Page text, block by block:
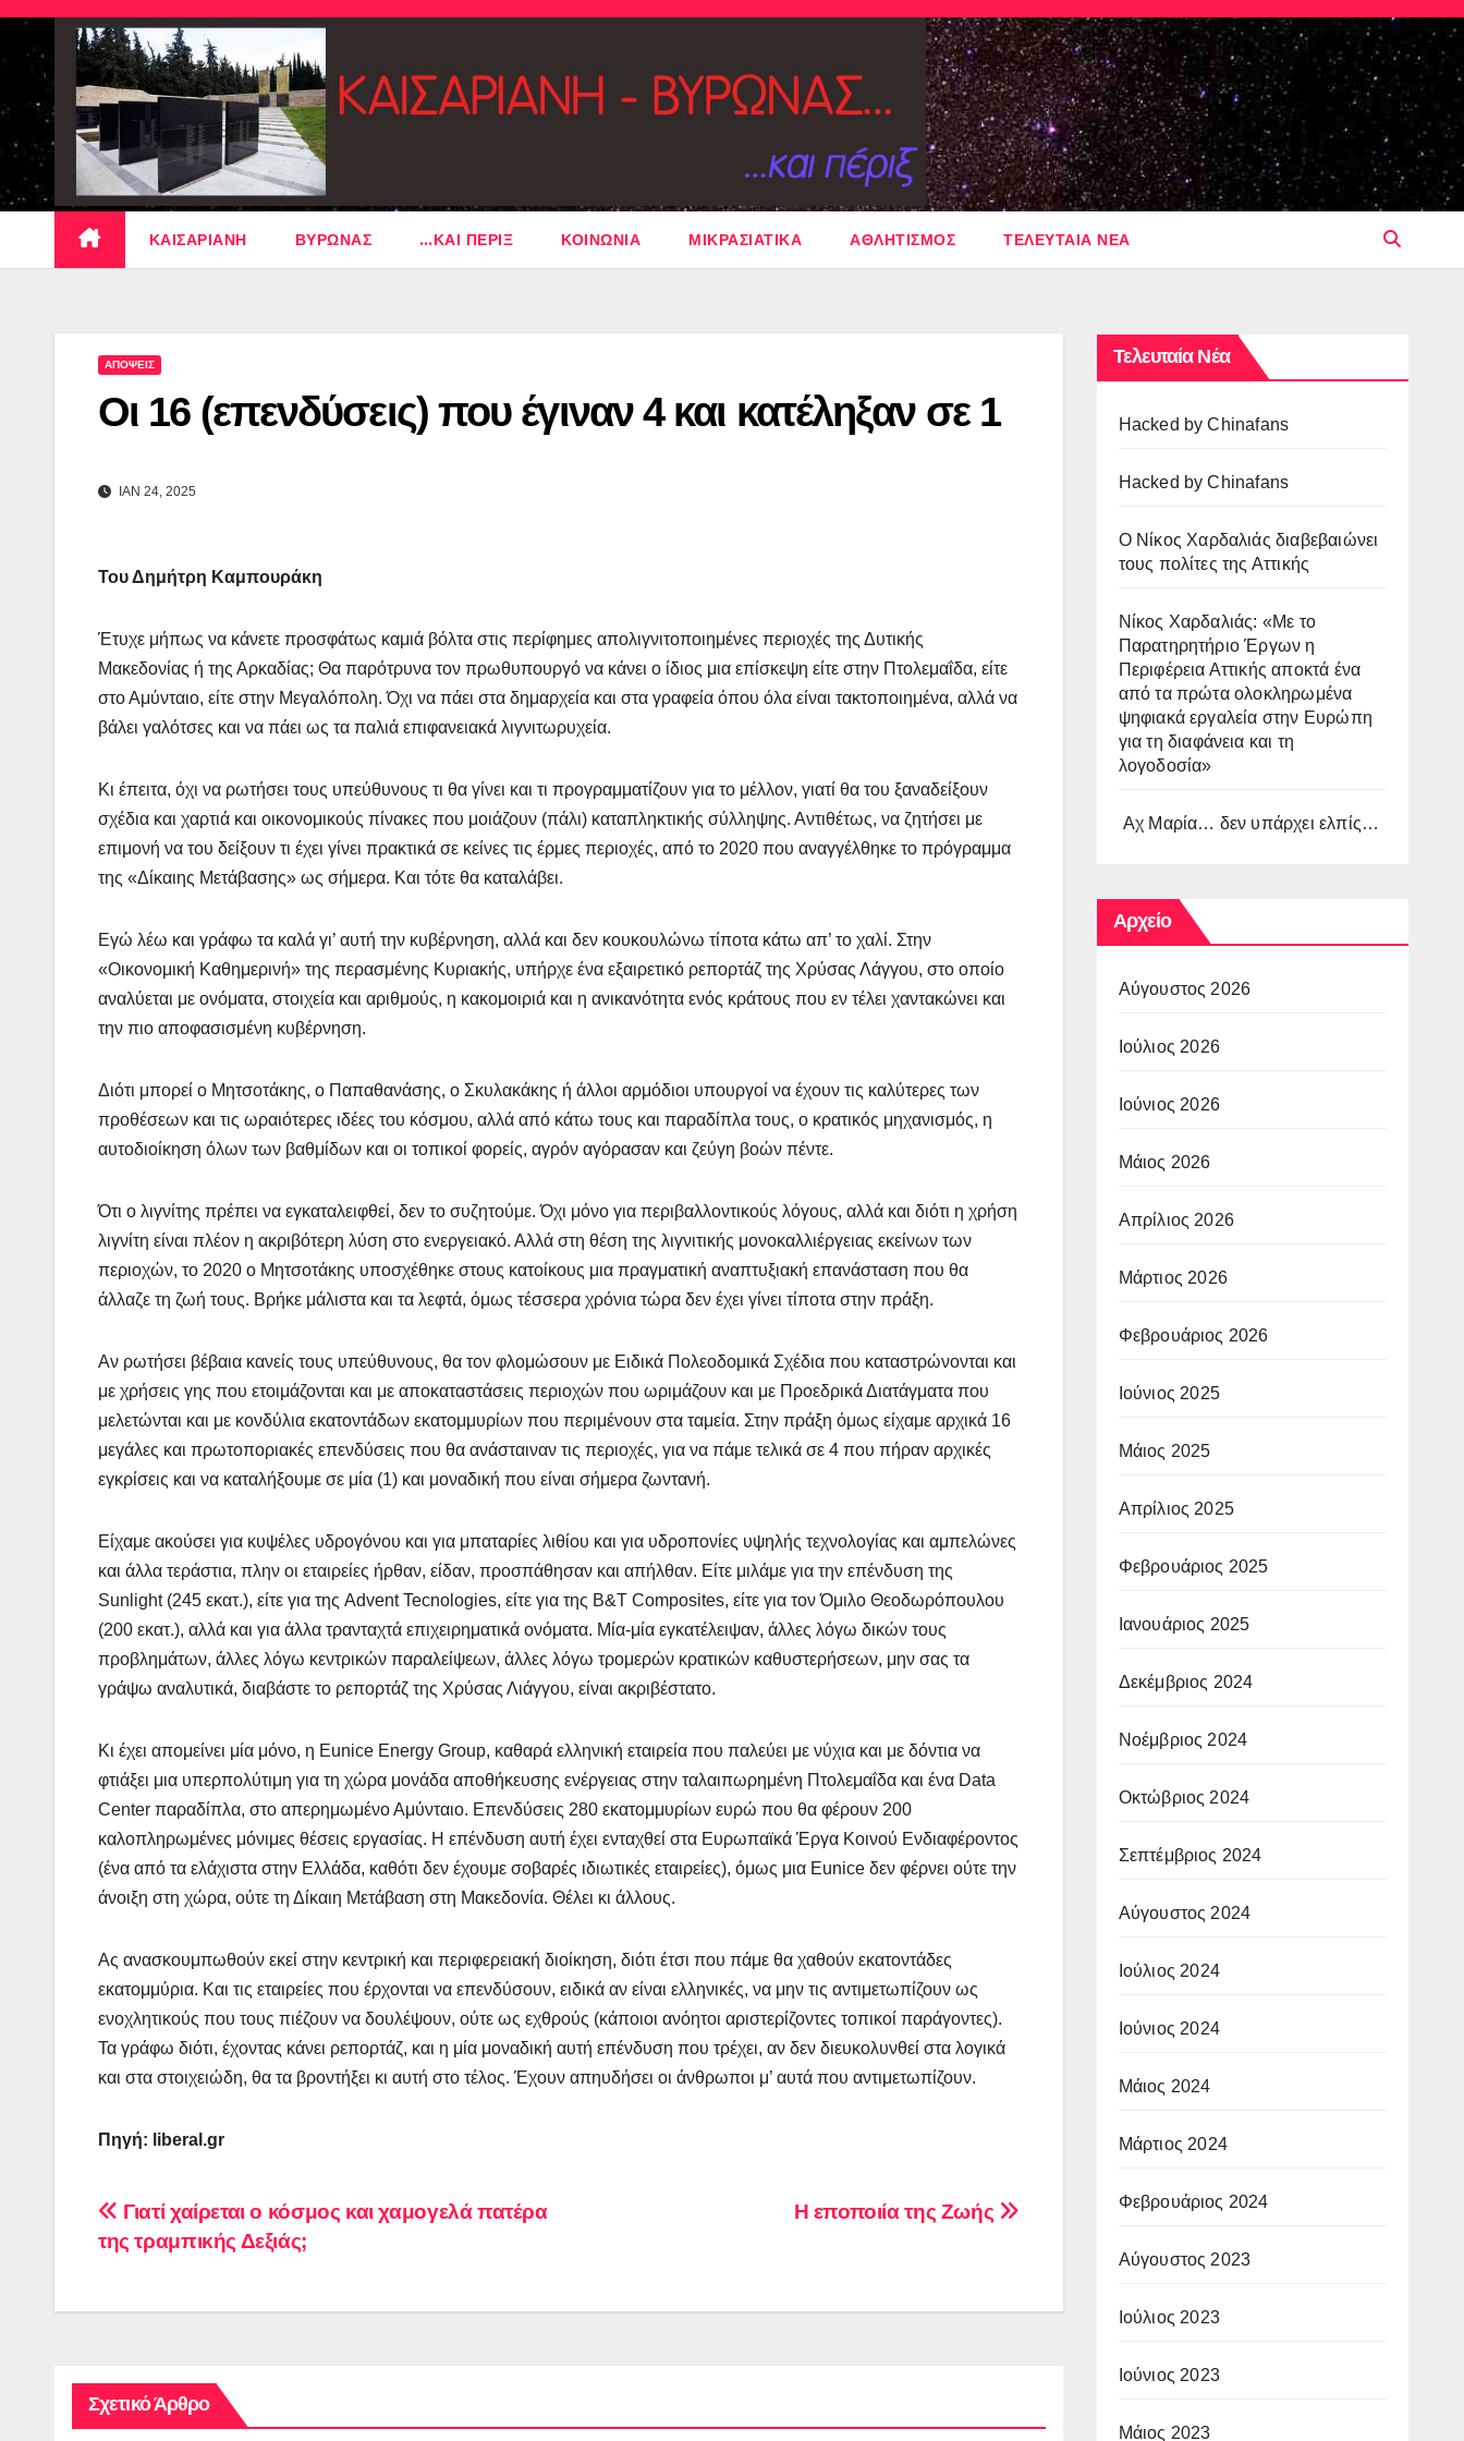
Skip
content
ΚΑΙΣΑΡΙΑΝΗ ΒΥΡΩΝΑΣ …ΚΑΙ ΠΕΡΙΞ ΚΟΙΝΩΝΙΑ ΜΙΚΡΑΣΙΑΤΙΚΑ ΑΘΛΗΤΙΣΜΟΣ ΤΕΛΕΥΤΑΙΑ ΝΕΑ
ΑΠΟΨΕΙΣ
Οι 16 (επενδύσεις) που έγιναν 4 και κατέληξαν σε 1
ΙΑΝ 24, 2025
Του Δημήτρη Καμπουράκη
Έτυχε μήπως να κάνετε προσφάτως καμιά βόλτα στις περίφημες απολιγνιτοποιημένες περιοχές της Δυτικής
Μακεδονίας ή της Αρκαδίας; Θα παρότρυνα τον πρωθυπουργό να κάνει ο ίδιος μια επίσκεψη είτε στην Πτολεμαΐδα, είτε
στο Αμύνταιο, είτε στην Μεγαλόπολη. Όχι να πάει στα δημαρχεία και στα γραφεία όπου όλα είναι τακτοποιημένα, αλλά να
βάλει γαλότσες και να πάει ως τα παλιά επιφανειακά λιγνιτωρυχεία.
Κι έπειτα, όχι να ρωτήσει τους υπεύθυνους τι θα γίνει και τι προγραμματίζουν για το μέλλον, γιατί θα του ξαναδείξουν
σχέδια και χαρτιά και οικονομικούς πίνακες που μοιάζουν (πάλι) καταπληκτικής σύλληψης. Αντιθέτως, να ζητήσει με
επιμονή να του δείξουν τι έχει γίνει πρακτικά σε κείνες τις έρμες περιοχές, από το 2020 που αναγγέλθηκε το πρόγραμμα
της «Δίκαιης Μετάβασης» ως σήμερα. Και τότε θα καταλάβει.
Εγώ λέω και γράφω τα καλά γι’ αυτή την κυβέρνηση, αλλά και δεν κουκουλώνω τίποτα κάτω απ’ το χαλί. Στην
«Οικονομική Καθημερινή» της περασμένης Κυριακής, υπήρχε ένα εξαιρετικό ρεπορτάζ της Χρύσας Λάγγου, στο οποίο
αναλύεται με ονόματα, στοιχεία και αριθμούς, η κακομοιριά και η ανικανότητα ενός κράτους που εν τέλει χαντακώνει και
την πιο αποφασισμένη κυβέρνηση.
Διότι μπορεί ο Μητσοτάκης, ο Παπαθανάσης, ο Σκυλακάκης ή άλλοι αρμόδιοι υπουργοί να έχουν τις καλύτερες των
προθέσεων και τις ωραιότερες ιδέες του κόσμου, αλλά από κάτω τους και παραδίπλα τους, ο κρατικός μηχανισμός, η
αυτοδιοίκηση όλων των βαθμίδων και οι τοπικοί φορείς, αγρόν αγόρασαν και ζεύγη βοών πέντε.
Ότι ο λιγνίτης πρέπει να εγκαταλειφθεί, δεν το συζητούμε. Όχι μόνο για περιβαλλοντικούς λόγους, αλλά και διότι η χρήση
λιγνίτη είναι πλέον η ακριβότερη λύση στο ενεργειακό. Αλλά στη θέση της λιγνιτικής μονοκαλλιέργειας εκείνων των
περιοχών, το 2020 ο Μητσοτάκης υποσχέθηκε στους κατοίκους μια πραγματική αναπτυξιακή επανάσταση που θα
άλλαζε τη ζωή τους. Βρήκε μάλιστα και τα λεφτά, όμως τέσσερα χρόνια τώρα δεν έχει γίνει τίποτα στην πράξη.
Αν ρωτήσει βέβαια κανείς τους υπεύθυνους, θα τον φλομώσουν με Ειδικά Πολεοδομικά Σχέδια που καταστρώνονται και
με χρήσεις γης που ετοιμάζονται και με αποκαταστάσεις περιοχών που ωριμάζουν και με Προεδρικά Διατάγματα που
μελετώνται και με κονδύλια εκατοντάδων εκατομμυρίων που περιμένουν στα ταμεία. Στην πράξη όμως είχαμε αρχικά 16
μεγάλες και πρωτοποριακές επενδύσεις που θα ανάσταιναν τις περιοχές, για να πάμε τελικά σε 4 που πήραν αρχικές
εγκρίσεις και να καταλήξουμε σε μία (1) και μοναδική που είναι σήμερα ζωντανή.
Είχαμε ακούσει για κυψέλες υδρογόνου και για μπαταρίες λιθίου και για υδροπονίες υψηλής τεχνολογίας και αμπελώνες
και άλλα τεράστια, πλην οι εταιρείες ήρθαν, είδαν, προσπάθησαν και απήλθαν. Είτε μιλάμε για την επένδυση της
Sunlight (245 εκατ.), είτε για της Advent Tecnologies, είτε για της B&T Composites, είτε για τον Όμιλο Θεοδωρόπουλου
(200 εκατ.), αλλά και για άλλα τρανταχτά επιχειρηματικά ονόματα. Μία-μία εγκατέλειψαν, άλλες λόγω δικών τους
προβλημάτων, άλλες λόγω κεντρικών παραλείψεων, άλλες λόγω τρομερών κρατικών καθυστερήσεων, μην σας τα
γράψω αναλυτικά, διαβάστε το ρεπορτάζ της Χρύσας Λιάγγου, είναι ακριβέστατο.
Κι έχει απομείνει μία μόνο, η Eunice Energy Group, καθαρά ελληνική εταιρεία που παλεύει με νύχια και με δόντια να
φτιάξει μια υπερπολύτιμη για τη χώρα μονάδα αποθήκευσης ενέργειας στην ταλαιπωρημένη Πτολεμαΐδα και ένα Data
Center παραδίπλα, στο απερημωμένο Αμύνταιο. Επενδύσεις 280 εκατομμυρίων ευρώ που θα φέρουν 200
καλοπληρωμένες μόνιμες θέσεις εργασίας. Η επένδυση αυτή έχει ενταχθεί στα Ευρωπαϊκά Έργα Κοινού Ενδιαφέροντος
(ένα από τα ελάχιστα στην Ελλάδα, καθότι δεν έχουμε σοβαρές ιδιωτικές εταιρείες), όμως μια Eunice δεν φέρνει ούτε την
άνοιξη στη χώρα, ούτε τη Δίκαιη Μετάβαση στη Μακεδονία. Θέλει κι άλλους.
Ας ανασκουμπωθούν εκεί στην κεντρική και περιφερειακή διοίκηση, διότι έτσι που πάμε θα χαθούν εκατοντάδες
εκατομμύρια. Και τις εταιρείες που έρχονται να επενδύσουν, ειδικά αν είναι ελληνικές, να μην τις αντιμετωπίζουν ως
ενοχλητικούς που τους πιέζουν να δουλέψουν, ούτε ως εχθρούς (κάποιοι ανόητοι αριστερίζοντες τοπικοί παράγοντες).
Τα γράφω διότι, έχοντας κάνει ρεπορτάζ, και η μία μοναδική αυτή επένδυση που τρέχει, αν δεν διευκολυνθεί στα λογικά
και στα στοιχειώδη, θα τα βροντήξει κι αυτή στο τέλος. Έχουν απηυδήσει οι άνθρωποι μ’ αυτά που αντιμετωπίζουν.
Πηγή: liberal.gr
Πλοήγηση
άρθρων
Η εποποιία της Ζωής
Γιατί χαίρεται ο κόσμος και χαμογελά πατέρα
της τραμπικής Δεξιάς;
Σχετικό Άρθρο
Τελευταία Νέα
Hacked by Chinafans
Hacked by Chinafans
O Νίκος Χαρδαλιάς διαβεβαιώνει
τους πολίτες της Αττικής
Νίκος Χαρδαλιάς: «Με το
Παρατηρητήριο Έργων η
Περιφέρεια Αττικής αποκτά ένα
από τα πρώτα ολοκληρωμένα
ψηφιακά εργαλεία στην Ευρώπη
για τη διαφάνεια και τη
λογοδοσία»
Αχ Μαρία… δεν υπάρχει ελπίς…
Αρχείο
Αύγουστος 2026
Ιούλιος 2026
Ιούνιος 2026
Μάιος 2026
Απρίλιος 2026
Μάρτιος 2026
Φεβρουάριος 2026
Ιούνιος 2025
Μάιος 2025
Απρίλιος 2025
Φεβρουάριος 2025
Ιανουάριος 2025
Δεκέμβριος 2024
Νοέμβριος 2024
Οκτώβριος 2024
Σεπτέμβριος 2024
Αύγουστος 2024
Ιούλιος 2024
Ιούνιος 2024
Μάιος 2024
Μάρτιος 2024
Φεβρουάριος 2024
Αύγουστος 2023
Ιούλιος 2023
Ιούνιος 2023
Μάιος 2023